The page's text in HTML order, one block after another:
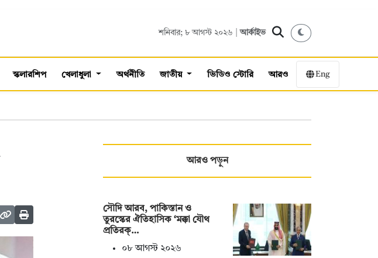
শনিবার; ৮ আগস্ট ২০২৬ |আর্কাইভ
স্কলারশিপ খেলাধুলা অর্থনীতি জাতীয় ভিডিও স্টোরি আরও Eng
আরও পড়ুন
সৌদি আরব, পাকিস্তান ও
তুরস্কের ঐতিহাসিক ‘মক্কা যৌথ
প্রতিরক্…
০৮ আগস্ট ২০২৬